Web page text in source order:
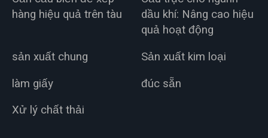
hàng hiệu quả trên tàu
dầu khí: Nâng cao hiệu
quả hoạt động
sản xuất chung
Sản xuất kim loại
làm giấy
đúc sẵn
Xử lý chất thải